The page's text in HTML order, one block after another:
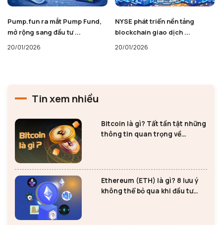
Pump.fun ra mắt Pump Fund,
mở rộng sang đầu tư ...
20/01/2026
NYSE phát triển nền tảng
blockchain giao dịch ...
20/01/2026
Tin xem nhiều
Bitcoin là gì? Tất tần tật những
thông tin quan trọng về
Ethereum (ETH) là gì? 8 lưu ý
không thể bỏ qua khi đầu tư